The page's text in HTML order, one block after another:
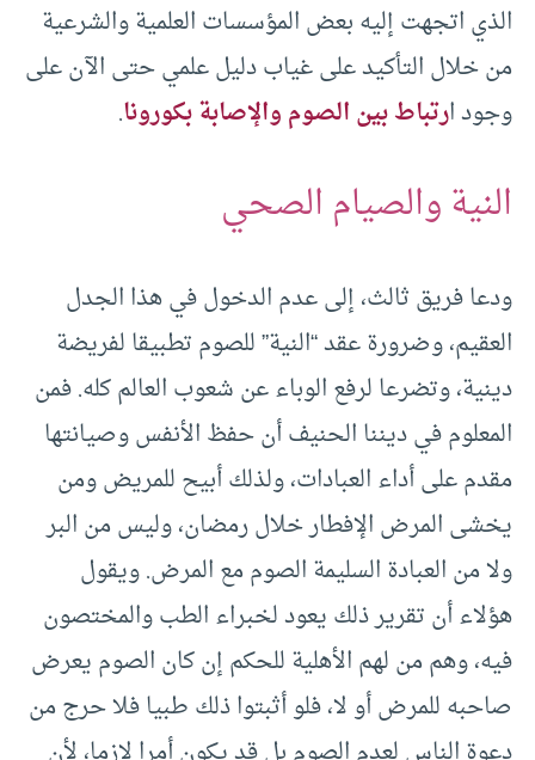
الذي اتجهت إليه بعض المؤسسات العلمية والشرعية
من خلال التأكيد على غياب دليل علمي حتى الآن على
وجود ارتباط بين الصوم والإصابة بكورونا.
النية والصيام الصحي
ودعا فريق ثالث، إلى عدم الدخول في هذا الجدل
العقيم، وضرورة عقد “النية” للصوم تطبيقا لفريضة
دينية، وتضرعا لرفع الوباء عن شعوب العالم كله. فمن
المعلوم في ديننا الحنيف أن حفظ الأنفس وصيانتها
مقدم على أداء العبادات، ولذلك أبيح للمريض ومن
يخشى المرض الإفطار خلال رمضان، وليس من البر
ولا من العبادة السليمة الصوم مع المرض. ويقول
هؤلاء أن تقرير ذلك يعود لخبراء الطب والمختصون
فيه، وهم من لهم الأهلية للحكم إن كان الصوم يعرض
صاحبه للمرض أو لا، فلو أثبتوا ذلك طبيا فلا حرج من